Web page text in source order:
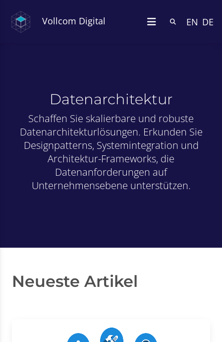
Vollcom Digital EN DE
Datenarchitektur
Schaffen Sie skalierbare und robuste
Datenarchitekturlösungen. Erkunden Sie
Designpatterns, Systemintegration und
Architektur-Frameworks, die
Datenanforderungen auf
Unternehmensebene unterstützen.
Neueste Artikel